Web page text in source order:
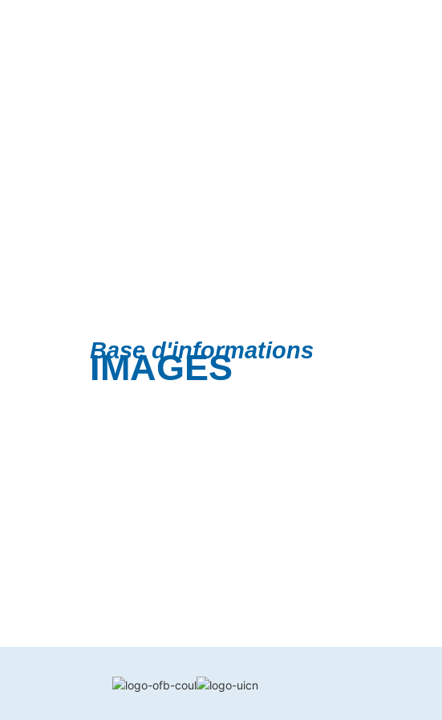
Base d'informations
IMAGES